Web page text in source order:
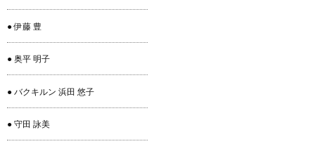
● 伊藤 豊
● 奥平 明子
● バクキルン 浜田 悠子
● 守田 詠美